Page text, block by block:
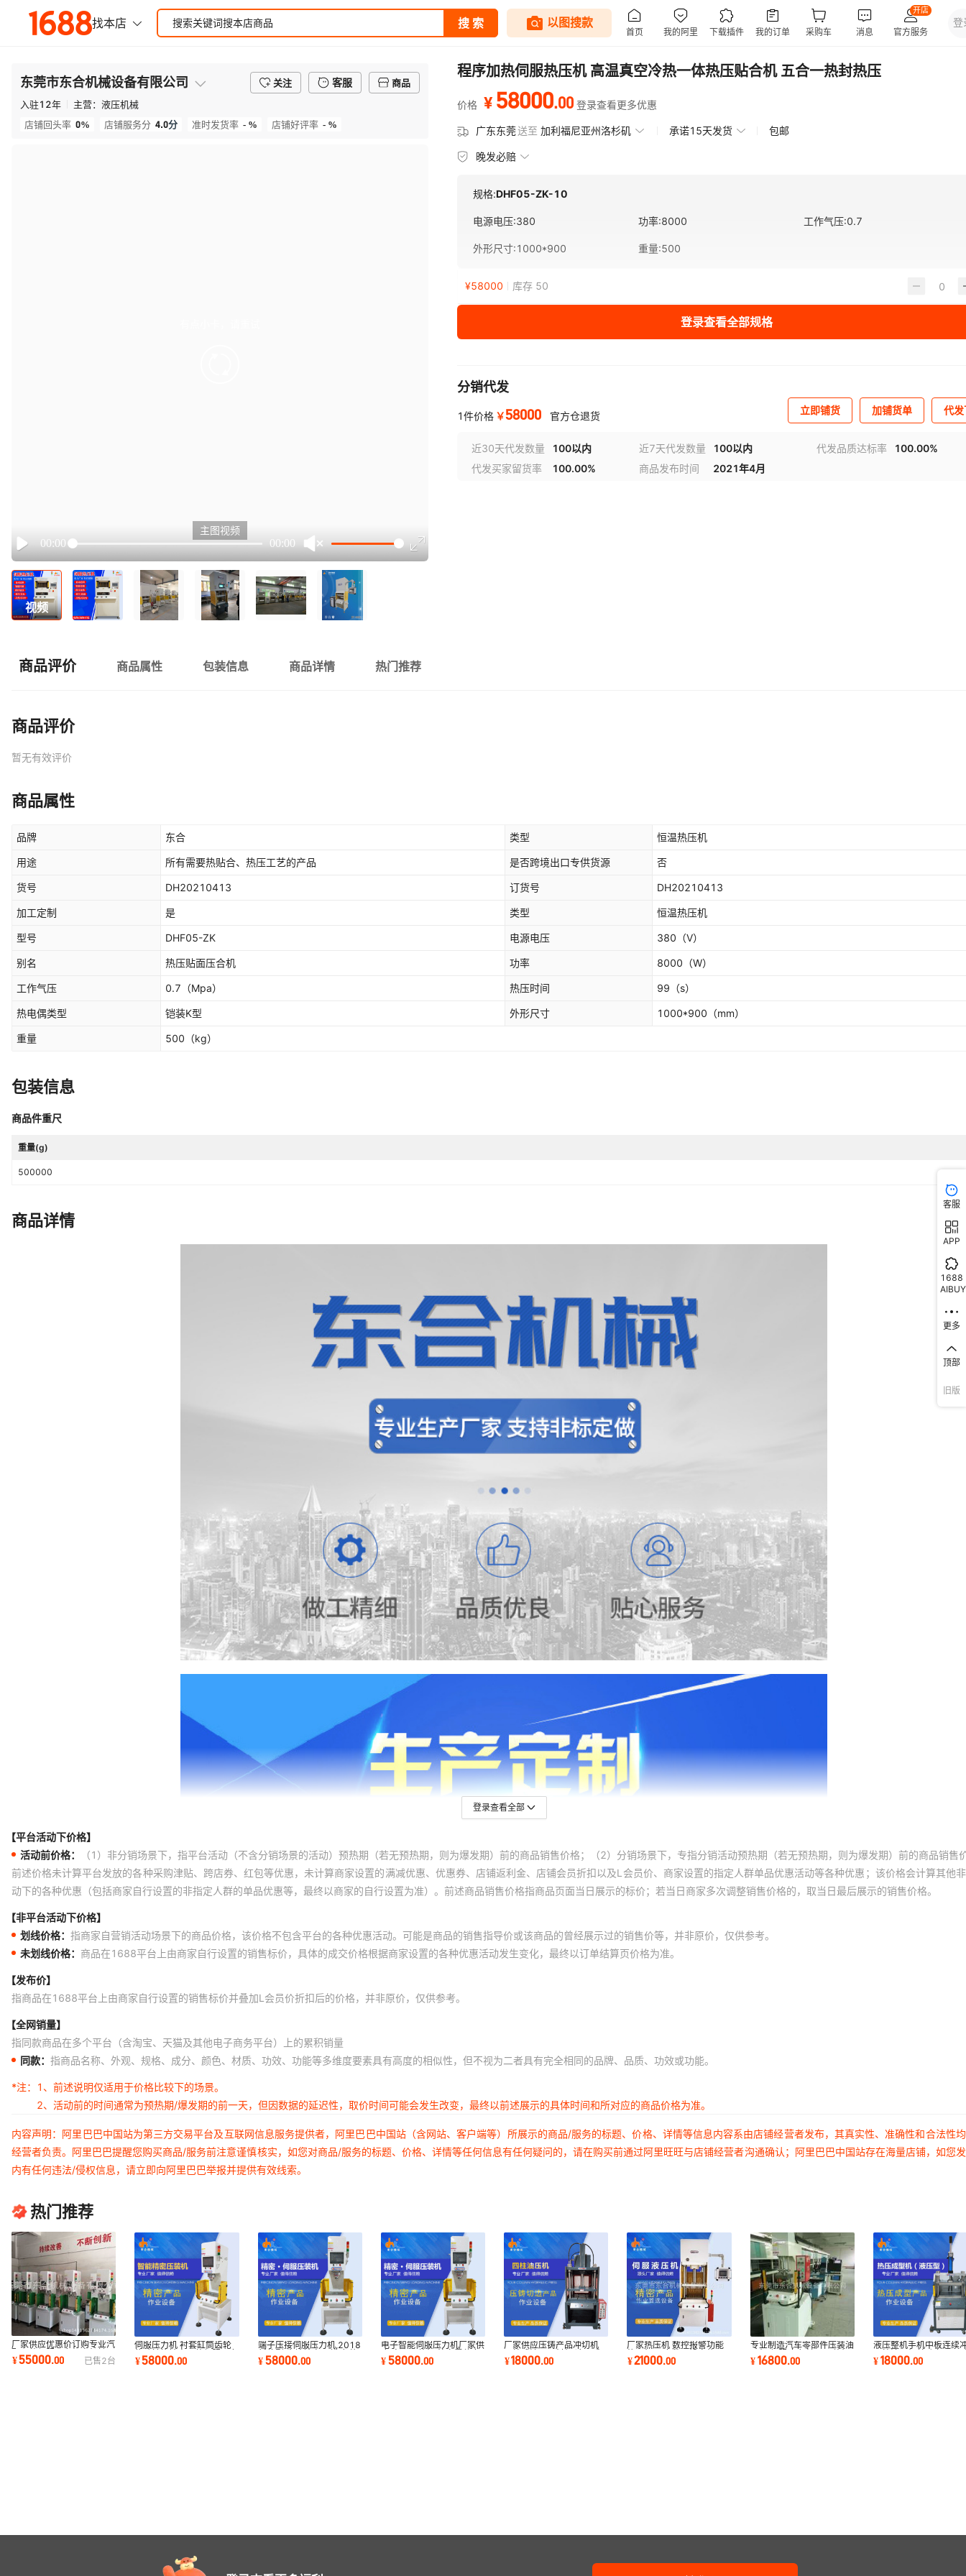
东莞市东合机械设备有限公司 关注 客服
商品
入驻12年 主营： 液压机械
店铺回头率 0% 店铺服务分 4.0分 准时发货率 - % 店铺好评率 - %
Play
00:00 00:00
主图视频
视频
程序加热伺服热压机 高温真空冷热一体热压贴合机 五合一热封热压
价格 ¥ 58000.00 登录查看更多优惠
广东东莞送至 加利福尼亚州洛杉矶 承诺15天发货 包邮
晚发必赔
规格:DHF05-ZK-10
电源电压:380 功率:8000 工作气压:0.7
外形尺寸:1000*900 重量:500
¥58000 库存 50
登录查看全部规格
分销代发
1件价格 ￥58000 官方仓退货 立即铺货 加铺货单 代
近30天代发数量 100以内 近7天代发数量 100以内 代发品质达标率
100.00%
代发买家留货率
100.00% 商品发布时间 2021年4月
商品评价 商品属性 包装信息 商品详情 热门推荐
商品评价
暂无有效评价
商品属性
品牌 东合 类型 恒温热压机
用途 所有需要热贴合、热压工艺的产品 是否跨境出口专供货源 否
货号 DH20210413 订货号 DH20210413
加工定制 是 类型 恒温热压机
型号 DHF05-ZK 电源电压 380 （V）
别名 热压贴面压合机 功率 8000 （W）
工作气压 0.7 （Mpa） 热压时间 99 （s）
热电偶类型 铠装K型 外形尺寸 1000*900 （mm）
重量 500 （kg）
包装信息
商品件重尺
重量(g)
500000
商品详情
登录查看全部
【平台活动下价格】
活动前价格：
（1）非分销场景下，指平台活动（不含分销场景的活动）预热期（若无预热期，则为爆发期）前的商品销售价格；（2）分销场景下，专指分销活动预热期（若无预热期，则为爆发期）前的商品销售
前述价格未计算平台发放的各种采购津贴、跨店券、红包等优惠，未计算商家设置的满减优惠、优惠券、店铺返利金、店铺会员折扣以及L会员价、商家设置的指定人群单品优惠活动等各种优惠；该价格会计算其他
动下的各种优惠（包括商家自行设置的非指定人群的单品优惠等，最终以商家的自行设置为准）。前述商品销售价格指商品页面当日展示的标价；若当日商家多次调整销售价格的，取当日最后展示的销售价格。
【非平台活动下价格】
划线价格： 指商家自营销活动场景下的商品价格，该价格不包含平台的各种优惠活动。可能是商品的销售指导价或该商品的曾经展示过的销售价等，并非原价，仅供参考。
未划线价格： 商品在1688平台上由商家自行设置的销售标价，具体的成交价格根据商家设置的各种优惠活动发生变化，最终以订单结算页价格为准。
【发布价】
指商品在1688平台上由商家自行设置的销售标价并叠加L会员价折扣后的价格，并非原价，仅供参考。
【全网销量】
指同款商品在多个平台（含淘宝、天猫及其他电子商务平台）上的累积销量
同款： 指商品名称、外观、规格、成分、颜色、材质、功效、功能等多维度要素具有高度的相似性，但不视为二者具有完全相同的品牌、品质、功效或功能。
*注：
1、前述说明仅适用于价格比较下的场景。
2、活动前的时间通常为预热期/爆发期的前一天，但因数据的延迟性，取价时间可能会发生改变，最终以前述展示的具体时间和所对应的商品价格为准。
内容声明：阿里巴巴中国站为第三方交易平台及互联网信息服务提供者，阿里巴巴中国站（含网站、客户端等）所展示的商品/服务的标题、价格、详情等信息内容系由店铺经营者发布，其真实性、准确性和合法性
经营者负责。阿里巴巴提醒您购买商品/服务前注意谨慎核实，如您对商品/服务的标题、价格、详情等任何信息有任何疑问的，请在购买前通过阿里旺旺与店铺经营者沟通确认；阿里巴巴中国站存在海量店铺，如您
内有任何违法/侵权信息，请立即向阿里巴巴举报并提供有效线索。
热门推荐
厂家供应优惠价订购专业汽
配压装伺服压力机电机轴承
类伺服液压机
¥55000.00 已售2台
伺服压力机 衬套缸筒齿轮
传动轴等精密压装伺服压力
机设备
¥58000.00
端子压接伺服压力机,2018
新款型,齿轮精密压装,东莞
伺服压力机
¥58000.00
电子智能伺服压力机厂家供
应 电子压装机 航空零件专
用产
¥58000.00
厂家供应压铸产品冲切机
四柱式油压下料机 冷压成
型液压机床定制
¥18000.00
厂家热压机 数控报警功能
热压机 压力数显设定热压
成型机系统稳定
¥21000.00
专业制造汽车零部件压装油
压机 伺服冲床 油压压装机
¥16800.00
液压整机手机中板连续
四柱油压机单动上下运
柱油压机价格
¥18000.00
客服
APP
1688
AIBUY
更多
顶部
旧版